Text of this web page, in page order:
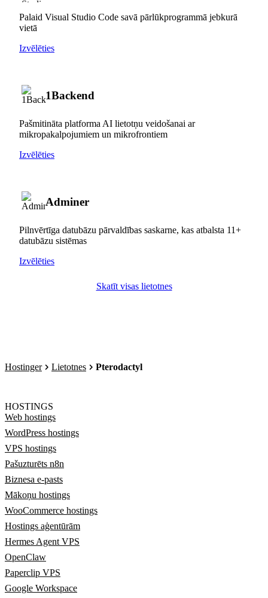
Palaid Visual Studio Code savā pārlūkprogrammā jebkurā
vietā
Izvēlēties
1Backend
Pašmitināta platforma AI lietotņu veidošanai ar
mikropakalpojumiem un mikrofrontiem
Izvēlēties
Adminer
Pilnvērtīga datubāzu pārvaldības saskarne, kas atbalsta 11+
datubāzu sistēmas
Izvēlēties
Skatīt visas lietotnes
Hostinger Lietotnes Pterodactyl
HOSTINGS
Web hostings
WordPress hostings
VPS hostings
Pašuzturēts n8n
Biznesa e-pasts
Mākoņu hostings
WooCommerce hostings
Hostings aģentūrām
Hermes Agent VPS
OpenClaw
Paperclip VPS
Google Workspace